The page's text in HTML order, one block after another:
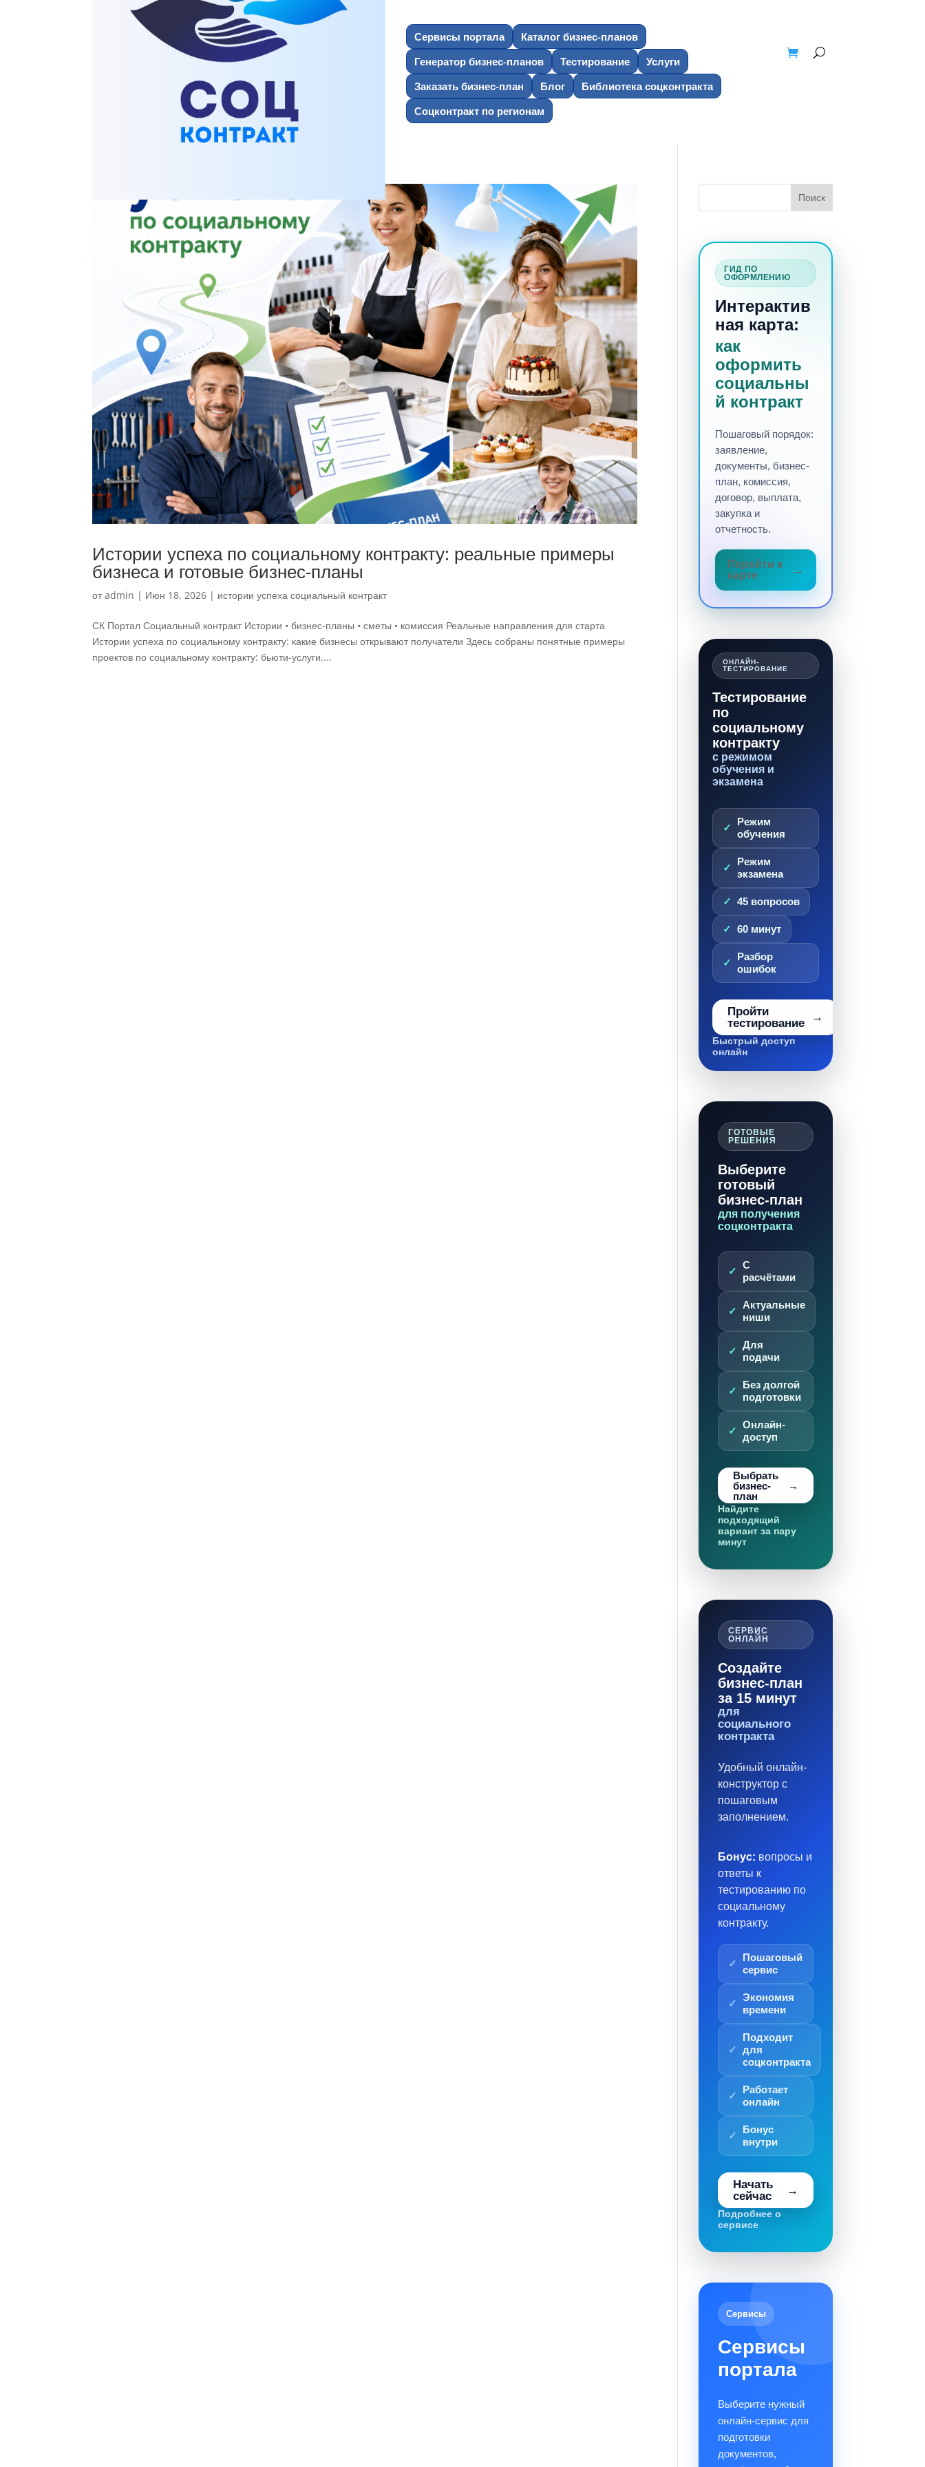
Сервисы портала
Каталог бизнес-планов
Генератор бизнес-планов
Тестирование
Услуги
Заказать бизнес-план
Блог
Библиотека соцконтракта
Соцконтракт по регионам
Истории успеха по социальному контракту: реальные примеры
бизнеса и готовые бизнес-планы
отadmin | Июн 18, 2026 | истории успеха социальный контракт
СК Портал Социальный контракт Истории • бизнес-планы • сметы • комиссия Реальные направления для старта
Истории успеха по социальному контракту: какие бизнесы открывают получатели Здесь собраны понятные примеры
проектов по социальному контракту: бьюти-услуги,...
ГИД ПО
ОФОРМЛЕНИЮ
Интерактив
ная карта:
как
оформить
социальны
й контракт
Пошаговый порядок:
заявление,
документы, бизнес-
план, комиссия,
договор, выплата,
закупка и
отчетность.
Перейти к
карте
ОНЛАЙН-
ТЕСТИРОВАНИЕ
Тестирование
по
социальному
контракту
с режимом
обучения и
экзамена
Режим
обучения
Режим
экзамена
45 вопросов
60 минут
Разбор
ошибок
Пройти
тестирование
Быстрый доступ
онлайн
ГОТОВЫЕ
РЕШЕНИЯ
Выберите
готовый
бизнес-план
для получения
соцконтракта
С
расчётами
Актуальные
ниши
Для
подачи
Без долгой
подготовки
Онлайн-
доступ
Выбрать
бизнес-
план
Найдите
подходящий
вариант за пару
минут
СЕРВИС
ОНЛАЙН
Создайте
бизнес-план
за 15 минут
для
социального
контракта
Удобный онлайн-
конструктор с
пошаговым
заполнением.
Бонус: вопросы и
ответы к
тестированию по
социальному
контракту.
Пошаговый
сервис
Экономия
времени
Подходит
для
соцконтракта
Работает
онлайн
Бонус
внутри
Начать
сейчас
Подробнее о
сервисе
Сервисы
Сервисы
портала
Выберите нужный
онлайн-сервис для
подготовки
документов,